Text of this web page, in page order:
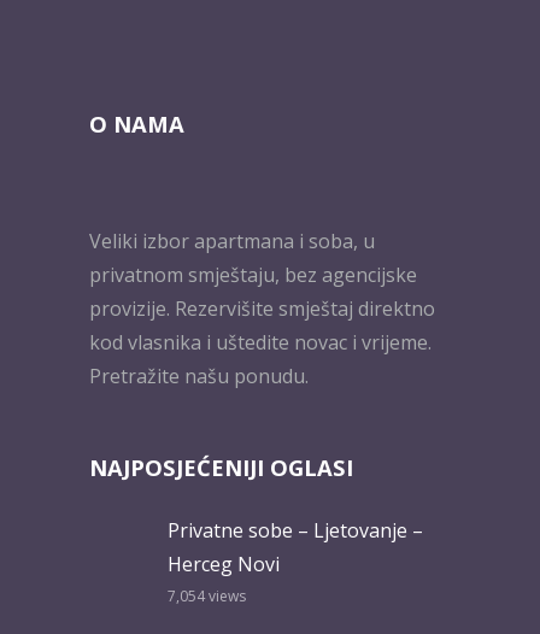
O NAMA
Veliki izbor apartmana i soba, u
privatnom smještaju, bez agencijske
provizije. Rezervišite smještaj direktno
kod vlasnika i uštedite novac i vrijeme.
Pretražite našu ponudu.
NAJPOSJEĆENIJI OGLASI
Privatne sobe – Ljetovanje –
Herceg Novi
7,054views